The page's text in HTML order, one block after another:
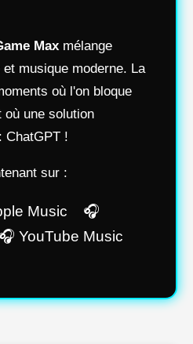
Max mélange
musique moderne. La
où l'on bloque
une solution
ChatGPT !
sur :
Music 🎧
YouTube Music